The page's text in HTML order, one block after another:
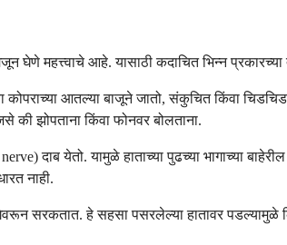
घेणे महत्त्वाचे आहे. यासाठी कदाचित भिन्न
आतल्या बाजूने जातो, संकुचित किंवा
झोपताना किंवा फोनवर बोलताना.
दाब येतो. यामुळे हाताच्या पुढच्या भागाच्या
नाही.
सरकतात. हे सहसा पसरलेल्या हातावर